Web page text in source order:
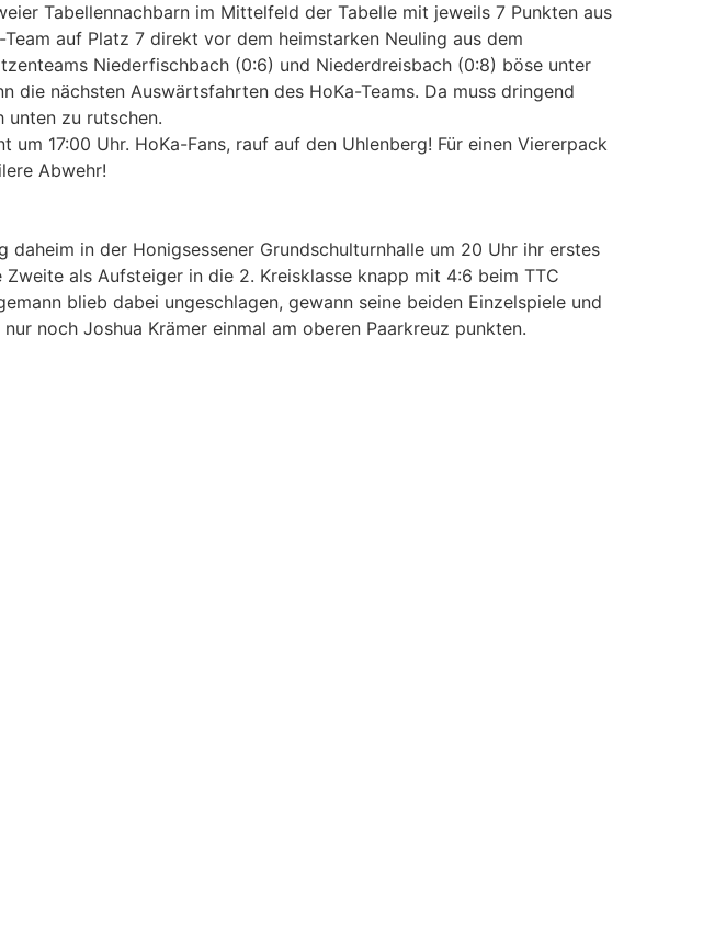
Tabellennachbarn im Mittelfeld der Tabelle mit jeweils 7 Punkten aus
auf Platz 7 direkt vor dem heimstarken Neuling aus dem
Niederfischbach (0:6) und Niederdreisbach (0:8) böse unter
die nächsten Auswärtsfahrten des HoKa-Teams. Da muss dringend
unten zu rutschen.
17:00 Uhr. HoKa-Fans, rauf auf den Uhlenberg! Für einen Viererpack
Abwehr!
in der Honigsessener Grundschulturnhalle um 20 Uhr ihr erstes
als Aufsteiger in die 2. Kreisklasse knapp mit 4:6 beim TTC
blieb dabei ungeschlagen, gewann seine beiden Einzelspiele und
noch Joshua Krämer einmal am oberen Paarkreuz punkten.